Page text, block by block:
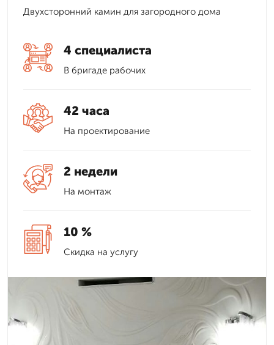
Двухсторонний камин для загородного дома
4 специалиста
В бригаде рабочих
42 часа
На проектирование
2 недели
На монтаж
10 %
Скидка на услугу